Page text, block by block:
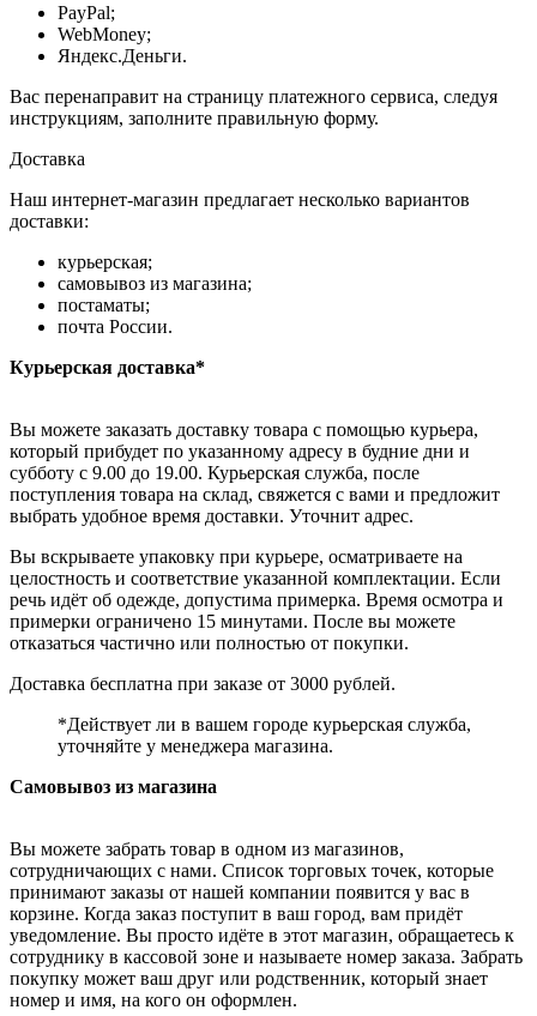
PayPal;
WebMoney;
Яндекс.Деньги.
Вас перенаправит на страницу платежного сервиса, следуя
инструкциям, заполните правильную форму.
Доставка
Наш интернет-магазин предлагает несколько вариантов
доставки:
курьерская;
самовывоз из магазина;
постаматы;
почта России.
Курьерская доставка*
Вы можете заказать доставку товара с помощью курьера,
который прибудет по указанному адресу в будние дни и
субботу с 9.00 до 19.00. Курьерская служба, после
поступления товара на склад, свяжется с вами и предложит
выбрать удобное время доставки. Уточнит адрес.
Вы вскрываете упаковку при курьере, осматриваете на
целостность и соответствие указанной комплектации. Если
речь идёт об одежде, допустима примерка. Время осмотра и
примерки ограничено 15 минутами. После вы можете
отказаться частично или полностью от покупки.
Доставка бесплатна при заказе от 3000 рублей.
*Действует ли в вашем городе курьерская служба,
уточняйте у менеджера магазина.
Самовывоз из магазина
Вы можете забрать товар в одном из магазинов,
сотрудничающих с нами. Список торговых точек, которые
принимают заказы от нашей компании появится у вас в
корзине. Когда заказ поступит в ваш город, вам придёт
уведомление. Вы просто идёте в этот магазин, обращаетесь к
сотруднику в кассовой зоне и называете номер заказа. Забрать
покупку может ваш друг или родственник, который знает
номер и имя, на кого он оформлен.